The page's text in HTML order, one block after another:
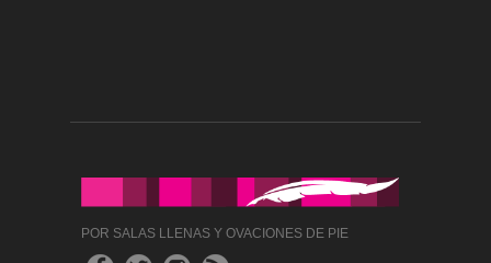
POR SALAS LLENAS Y OVACIONES DE PIE